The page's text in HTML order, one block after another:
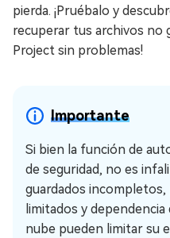
pierda. ¡Pruébalo y
recuperar tus archivos no
Project sin problemas!
Importante
Si bien la función de
de seguridad, no es
guardados
limitados y
nube pueden limitar su